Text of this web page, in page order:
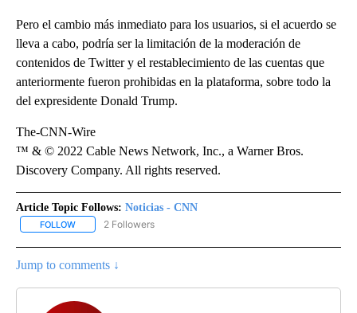
Pero el cambio más inmediato para los usuarios, si el acuerdo se
lleva a cabo, podría ser la limitación de la moderación de
contenidos de Twitter y el restablecimiento de las cuentas que
anteriormente fueron prohibidas en la plataforma, sobre todo la
del expresidente Donald Trump.
The-CNN-Wire
™ & © 2022 Cable News Network, Inc., a Warner Bros.
Discovery Company. All rights reserved.
Article Topic Follows: Noticias - CNN
FOLLOW FOLLOW "NOTICIAS - CNN" TO RECEIVE NOTIFICATIONS ABOUT
2 Followers
Jump to comments ↓